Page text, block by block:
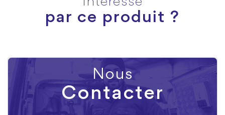
par ce produit ?
Nous
Contacter